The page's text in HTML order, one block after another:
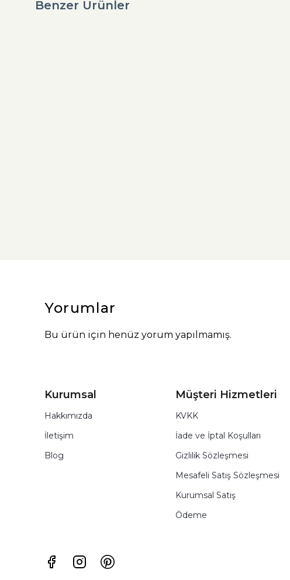
Benzer Ürünler
Yorumlar
Bu ürün için henüz yorum yapılmamış.
Kurumsal
Hakkımızda
İletişim
Blog
Müşteri Hizmetleri
KVKK
İade ve İptal Koşulları
Gizlilik Sözleşmesi
Mesafeli Satış Sözleşmesi
Kurumsal Satış
Ödeme